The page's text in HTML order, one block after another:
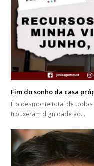
Fim do sonho da casa
É o desmonte total de
trouxeram dignidade ao…